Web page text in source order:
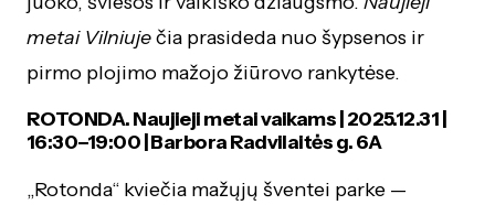
metai Vilniuječia prasideda nuo šypsenos ir
pirmo plojimo mažojo žiūrovo rankytėse.
ROTONDA. Naujieji metai vaikams | 2025.12.31 |
16:30–19:00 | Barbora Radvilaitės g. 6A
„Rotonda“ kviečia mažųjų šventei parke —